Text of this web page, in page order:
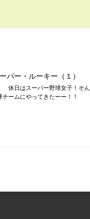
パー・ルーキー（１）
休日はスーパー野球女子！そ
ームにやってきたーー！！